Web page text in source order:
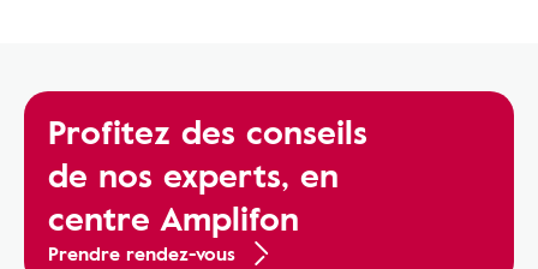
Profitez des conseils
de nos experts, en
centre Amplifon
Prendre rendez-vous